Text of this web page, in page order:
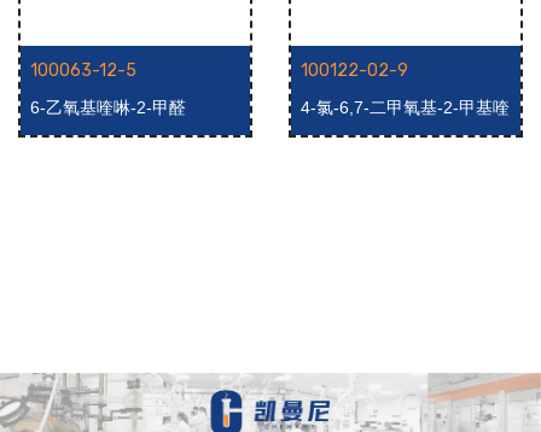
100063-12-5
6-乙氧基喹啉-2-甲醛
100122-02-9
4-氯-6,7-二甲氧基-2-甲基喹
啉